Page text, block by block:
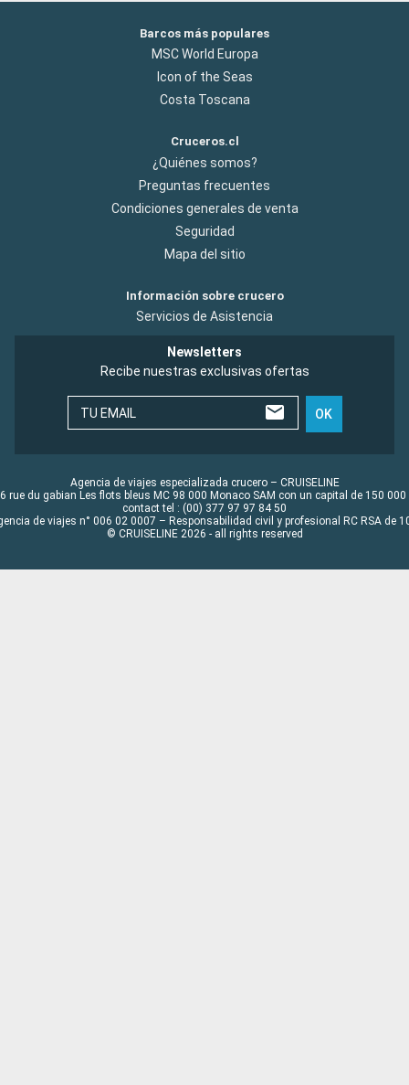
Barcos más populares
MSC World Europa
Icon of the Seas
Costa Toscana
Cruceros.cl
¿Quiénes somos?
Preguntas frecuentes
Condiciones generales de venta
Seguridad
Mapa del sitio
Información sobre crucero
Servicios de Asistencia
Newsletters
Recibe nuestras exclusivas ofertas
TU EMAIL OK
Agencia de viajes especializada crucero – CRUISELINE
rue du gabian Les flots bleus MC 98 000 Monaco SAM con un capital de 150 000
contact tel : (00) 377 97 97 84 50
de viajes n° 006 02 0007 – Responsabilidad civil y profesional RC RSA de
© CRUISELINE 2026 - all rights reserved